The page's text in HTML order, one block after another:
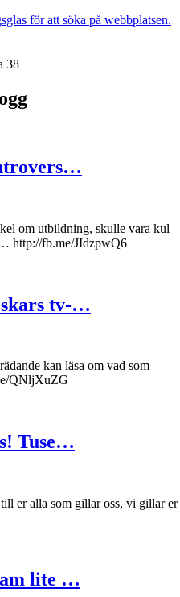
38
om utbildning, skulle vara kul
http://fb.me/JIdzpwQ6
tv-…
kan läsa om vad som
QNljXuZG
Tuse…
er alla som gillar oss, vi gillar er
lite …